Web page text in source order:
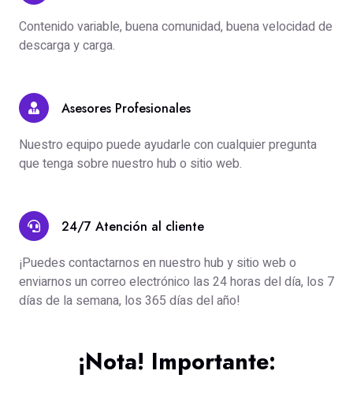
Contenido variable, buena comunidad, buena velocidad de
descarga y carga.
Asesores Profesionales
Nuestro equipo puede ayudarle con cualquier pregunta
que tenga sobre nuestro hub o sitio web.
24/7 Atención al cliente
¡Puedes contactarnos en nuestro hub y sitio web o
enviarnos un correo electrónico las 24 horas del día, los 7
días de la semana, los 365 días del año!
¡Nota! Importante: